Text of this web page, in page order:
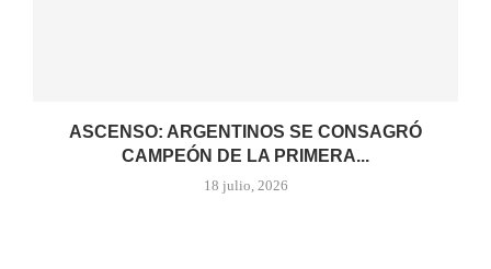
ASCENSO: ARGENTINOS SE CONSAGRÓ
CAMPEÓN DE LA PRIMERA...
18 julio, 2026